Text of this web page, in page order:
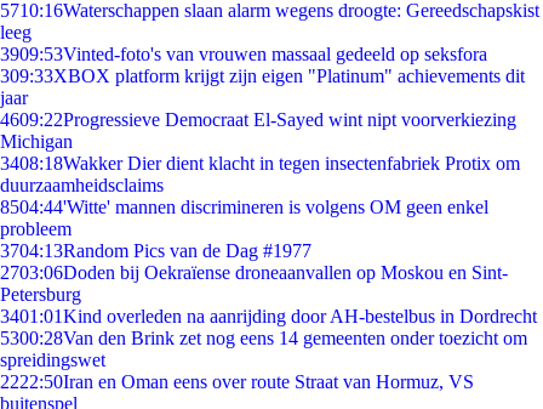
5710:16Waterschappen slaan alarm wegens droogte: Gereedschapskist
leeg
3909:53Vinted-foto's van vrouwen massaal gedeeld op seksfora
309:33XBOX platform krijgt zijn eigen "Platinum" achievements dit
jaar
4609:22Progressieve Democraat El-Sayed wint nipt voorverkiezing
Michigan
3408:18Wakker Dier dient klacht in tegen insectenfabriek Protix om
duurzaamheidsclaims
8504:44'Witte' mannen discrimineren is volgens OM geen enkel
probleem
3704:13Random Pics van de Dag #1977
2703:06Doden bij Oekraïense droneaanvallen op Moskou en Sint-
Petersburg
3401:01Kind overleden na aanrijding door AH-bestelbus in Dordrecht
5300:28Van den Brink zet nog eens 14 gemeenten onder toezicht om
spreidingswet
2222:50Iran en Oman eens over route Straat van Hormuz, VS
buitenspel